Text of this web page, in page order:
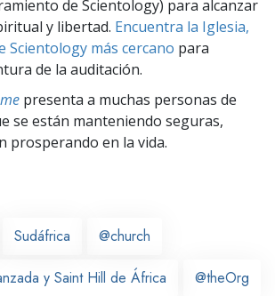
de Scientology) para alcanzar
y libertad. Encuentra la Iglesia,
Scientology más cercano para
de la auditación.
presenta a muchas personas de
se están manteniendo seguras,
prosperando en la vida.
Sudáfrica @church
y Saint Hill de África @theOrg